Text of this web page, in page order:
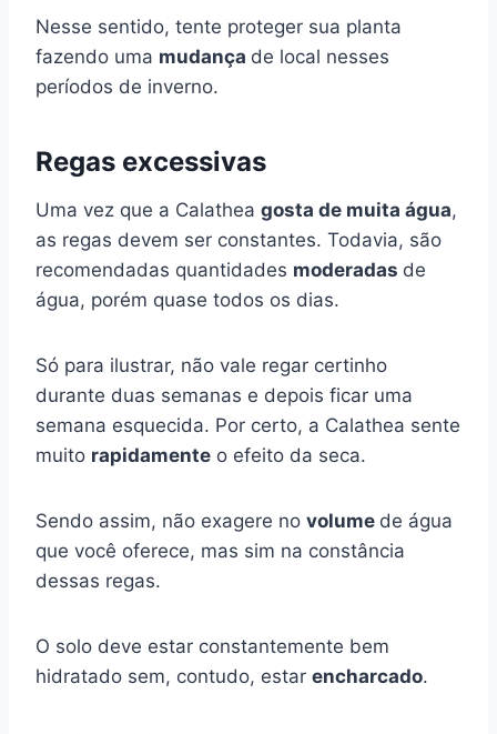
Nesse sentido, tente proteger sua planta
fazendo uma mudança de local nesses
períodos de inverno.
Regas excessivas
Uma vez que a Calathea gosta de muita água,
as regas devem ser constantes. Todavia, são
recomendadas quantidades moderadas de
água, porém quase todos os dias.
Só para ilustrar, não vale regar certinho
durante duas semanas e depois ficar uma
semana esquecida. Por certo, a Calathea sente
muito rapidamente o efeito da seca.
Sendo assim, não exagere no volume de água
que você oferece, mas sim na constância
dessas regas.
O solo deve estar constantemente bem
hidratado sem, contudo, estar encharcado.